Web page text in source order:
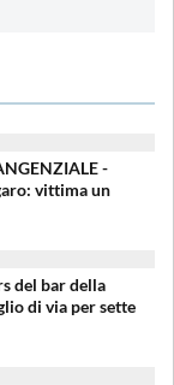
-
vittima un
del bar della
di via per sette